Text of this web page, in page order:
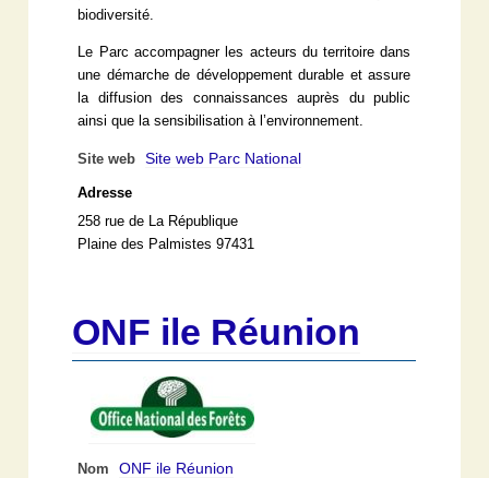
biodiversité.
Le Parc accompagner les acteurs du territoire dans
une démarche de développement durable et assure
la diffusion des connaissances auprès du public
ainsi que la sensibilisation à l’environnement.
Site web Site web Parc National
Adresse
258 rue de La République
Plaine des Palmistes 97431
ONF ile Réunion
Nom ONF ile Réunion